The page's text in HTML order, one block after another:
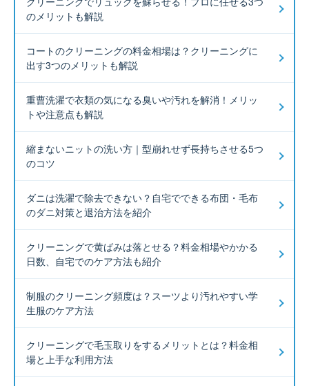
のメリットも解説
コートのクリーニングの料金相場は？クリーニングに
出す3つのメリットも解説
重曹洗濯で衣類の気になる臭いや汚れを解消！メリッ
トや注意点も解説
縮まないニットの洗い方｜型崩れせず長持ちさせる5つ
のコツ
ダニは洗濯で除去できない？自宅でできる布団・毛布
のダニ対策と退治方法を紹介
クリーニングで黄ばみは落とせる？料金相場やかかる
日数、自宅でのケア方法も紹介
制服のクリーニング頻度は？スーツより汚れやすい学
生服のケア方法
クリーニングで毛玉取りをするメリットとは？料金相
場と上手な利用方法